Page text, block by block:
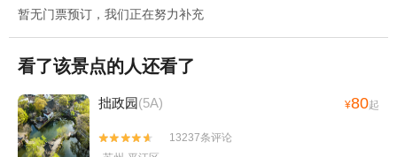
暂无门票预订，我们正在努力补充
看了该景点的人还看了
拙政园(5A) ¥80起


13237条评论